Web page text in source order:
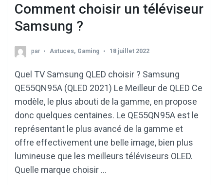
Comment choisir un téléviseur
Samsung ?
par Astuces, Gaming 18 juillet 2022
Quel TV Samsung QLED choisir ? Samsung
QE55QN95A (QLED 2021) Le Meilleur de QLED Ce
modèle, le plus abouti de la gamme, en propose
donc quelques centaines. Le QE55QN95A est le
représentant le plus avancé de la gamme et
offre effectivement une belle image, bien plus
lumineuse que les meilleurs téléviseurs OLED.
Quelle marque choisir …